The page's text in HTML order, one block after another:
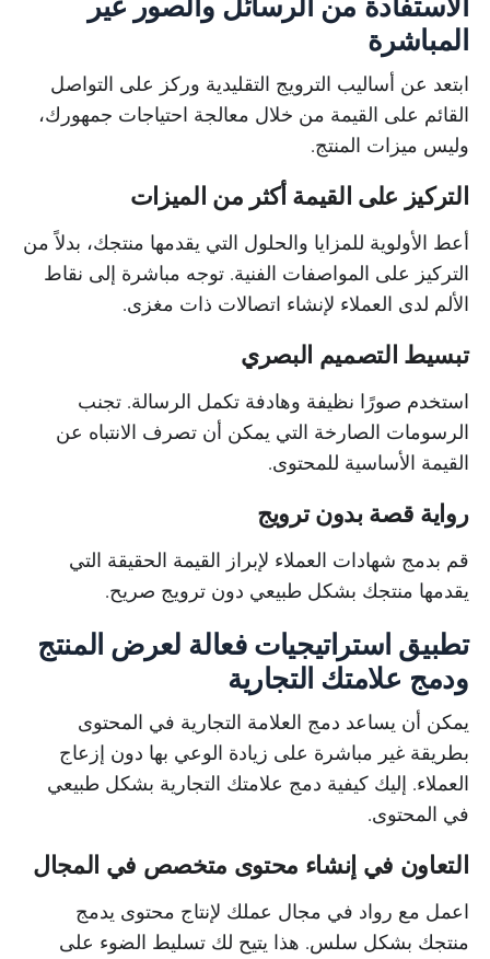
المباشرة
ابتعد عن أساليب الترويج التقليدية وركز على التواصل
القائم على القيمة من خلال معالجة احتياجات جمهورك،
وليس ميزات المنتج.
التركيز على القيمة أكثر من الميزات
أعط الأولوية للمزايا والحلول التي يقدمها منتجك، بدلاً من
التركيز على المواصفات الفنية. توجه مباشرة إلى نقاط
الألم لدى العملاء لإنشاء اتصالات ذات مغزى.
تبسيط التصميم البصري
استخدم صورًا نظيفة وهادفة تكمل الرسالة. تجنب
الرسومات الصارخة التي يمكن أن تصرف الانتباه عن
القيمة الأساسية للمحتوى.
رواية قصة بدون ترويج
قم بدمج شهادات العملاء لإبراز القيمة الحقيقة التي
يقدمها منتجك بشكل طبيعي دون ترويج صريح.
تطبيق استراتيجيات فعالة لعرض المنتج
ودمج علامتك التجارية
يمكن أن يساعد دمج العلامة التجارية في المحتوى
بطريقة غير مباشرة على زيادة الوعي بها دون إزعاج
العملاء. إليك كيفية دمج علامتك التجارية بشكل طبيعي
في المحتوى.
التعاون في إنشاء محتوى متخصص في المجال
اعمل مع رواد في مجال عملك لإنتاج محتوى يدمج
منتجك بشكل سلس. هذا يتيح لك تسليط الضوء على